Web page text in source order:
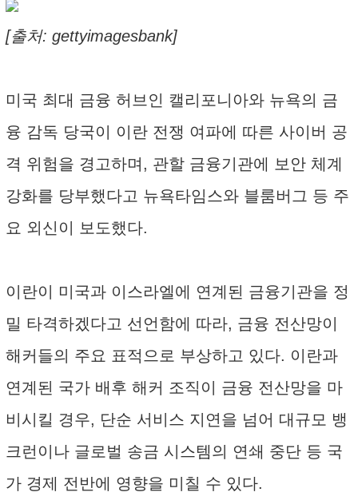
[출처: gettyimagesbank]
미국 최대 금융 허브인 캘리포니아와 뉴욕의 금
융 감독 당국이 이란 전쟁 여파에 따른 사이버 공
격 위험을 경고하며, 관할 금융기관에 보안 체계
강화를 당부했다고 뉴욕타임스와 블룸버그 등 주
요 외신이 보도했다.
이란이 미국과 이스라엘에 연계된 금융기관을 정
밀 타격하겠다고 선언함에 따라, 금융 전산망이
해커들의 주요 표적으로 부상하고 있다. 이란과
연계된 국가 배후 해커 조직이 금융 전산망을 마
비시킬 경우, 단순 서비스 지연을 넘어 대규모 뱅
크런이나 글로벌 송금 시스템의 연쇄 중단 등 국
가 경제 전반에 영향을 미칠 수 있다.